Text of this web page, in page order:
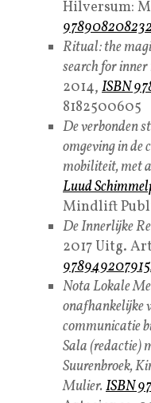
Hilversum:
Ritual: the
search for
2014, ISBN
8182500605
De verbonden
omgeving in de
mobiliteit, met
Luud
Mindlift
De Innerlijke
2017 Uitg.
Nota Lokale
onafhankelijke
communicatie
Sala (redactie)
Suurenbroek,
Mulier.ISBN